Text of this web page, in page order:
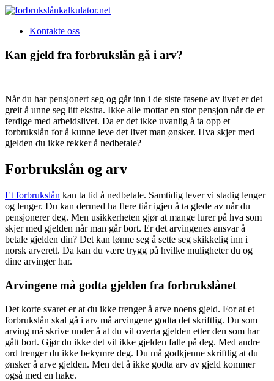
Skip
contentKontakte oss
Kan gjeld fra forbrukslån gå i arv?
Når du har pensjonert seg og går inn i de siste fasene av livet er det
greit å unne seg litt ekstra. Ikke alle mottar en stor pensjon når de er
ferdige med arbeidslivet. Da er det ikke uvanlig å ta opp et
forbrukslån for å kunne leve det livet man ønsker. Hva skjer med
gjelden du ikke rekker å nedbetale?
Forbrukslån og arv
Et forbrukslån kan ta tid å nedbetale. Samtidig lever vi stadig lenger
og lenger. Du kan dermed ha flere tiår igjen å ta glede av når du
pensjonerer deg. Men usikkerheten gjør at mange lurer på hva som
skjer med gjelden når man går bort. Er det arvingenes ansvar å
betale gjelden din? Det kan lønne seg å sette seg skikkelig inn i
norsk arverett. Da kan du være trygg på hvilke muligheter du og
dine arvinger har.
Arvingene må godta gjelden fra forbrukslånet
Det korte svaret er at du ikke trenger å arve noens gjeld. For at et
forbrukslån skal gå i arv må arvingene godta det skriftlig. Du som
arving må skrive under å at du vil overta gjelden etter den som har
gått bort. Gjør du ikke det vil ikke gjelden falle på deg. Med andre
ord trenger du ikke bekymre deg. Du må godkjenne skriftlig at du
ønsker å arve gjelden. Men det å ikke godta arv av gjeld kommer
også med en hake.